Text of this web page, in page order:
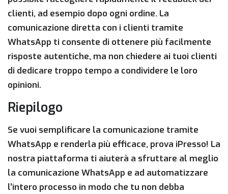
clienti, ad esempio dopo ogni ordine. La
comunicazione diretta con i clienti tramite
WhatsApp ti consente di ottenere più facilmente
risposte autentiche, ma non chiedere ai tuoi clienti
di dedicare troppo tempo a condividere le loro
opinioni.
Riepilogo
Se vuoi semplificare la comunicazione tramite
WhatsApp e renderla più efficace, prova iPresso! La
nostra piattaforma ti aiuterà a sfruttare al meglio
la comunicazione WhatsApp e ad automatizzare
l’intero processo in modo che tu non debba